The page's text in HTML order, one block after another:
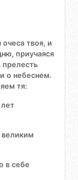
твоя, и
приучаяся
прелесть
о небеснем.
тя:
великим
в себе